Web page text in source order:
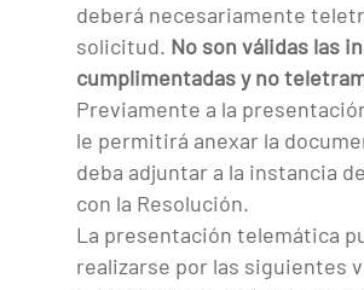
deberá necesariamente
solicitud. No son válidas las
cumplimentadas y no
Previamente a la
le permitirá anexar la
deba adjuntar a la instancia
con la Resolución.
La presentación telemática
realizarse por las siguientes